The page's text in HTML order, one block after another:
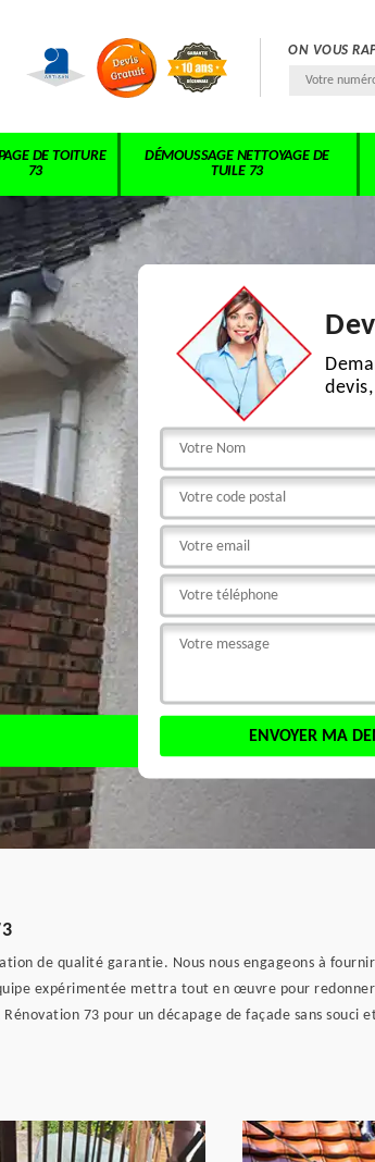
ON VOUS
DE TOITURE
73
DÉMOUSSAGE NETTOYAGE DE
TUILE 73
de qualité garantie. Nous nous engageons à
expérimentée mettra tout en œuvre pour
73 pour un décapage de façade sans souci